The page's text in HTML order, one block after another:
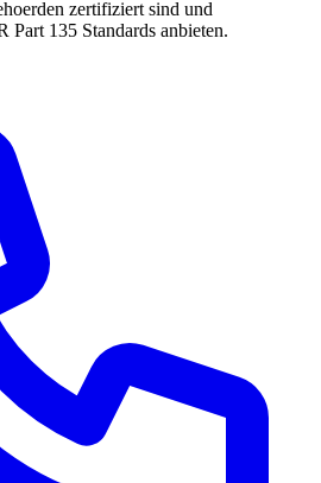
zertifiziert sind und
Part 135 Standards anbieten.